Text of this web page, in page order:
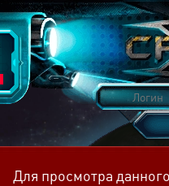
Для просмотра